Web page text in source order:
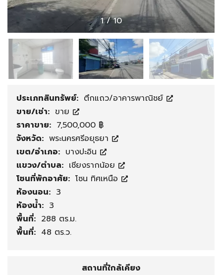
1/10
ประเภทสินทรัพย์: ตึกแถว/อาคารพาณิชย์
ขาย/เช่า: ขาย
ราคาขาย: 7,500,000 ฿
จังหวัด: พระนครศรีอยุธยา
เขต/อำเภอ: บางปะอิน
แขวง/ตำบล: เชียงรากน้อย
โซนที่พักอาศัย: โซน ทิศเหนือ
ห้องนอน: 3
ห้องน้ำ: 3
พื้นที่: 288 ตร.ม.
พื้นที่: 48 ตร.ว.
สถานที่ใกล้เคียง